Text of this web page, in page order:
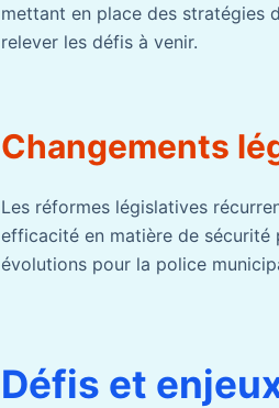
mettant en place des stratégies
relever les défis à venir.
Changements
Les réformes législatives
efficacité en matière de sécurité
évolutions pour la police
Défis et